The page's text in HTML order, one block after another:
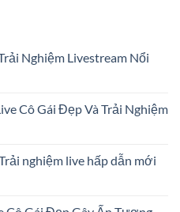
Nghiệm Livestream Nổi
Cô Gái Đẹp Và Trải Nghiệm
nghiệm live hấp dẫn mới